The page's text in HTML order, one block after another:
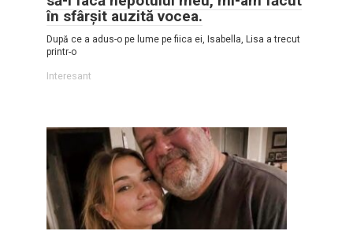
în sfârșit auzită vocea.
După ce a adus-o pe lume pe fiica ei, Isabella, Lisa a trecut
printr-o
Interesant